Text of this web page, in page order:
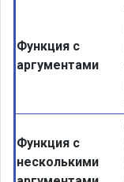
Функция с
аргументами
Функция с
несколькими